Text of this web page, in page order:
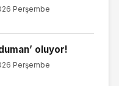
Perşembe
oluyor!
Perşembe